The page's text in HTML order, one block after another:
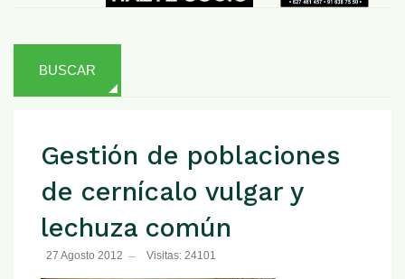
BUSCAR
Gestión de poblaciones
de cernícalo vulgar y
lechuza común
27 Agosto 2012 Visitas: 24101